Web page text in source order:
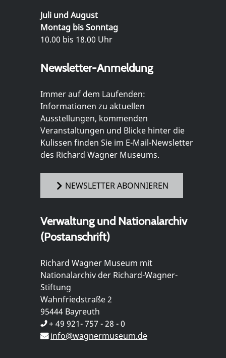
Juli und August
Montag bis Sonntag
10.00 bis 18.00 Uhr
Newsletter-Anmeldung
Immer auf dem Laufenden:
Informationen zu aktuellen
Ausstellungen, kommenden
Veranstaltungen und Blicke hinter die
Kulissen finden Sie im E-Mail-Newsletter
des Richard Wagner Museums.
NEWSLETTER ABONNIEREN
Verwaltung und Nationalarchiv
(Postanschrift)
Richard Wagner Museum mit
Nationalarchiv der Richard-Wagner-
Stiftung
Wahnfriedstraße 2
95444 Bayreuth
+ 49 921- 757 - 28 - 0
info@wagnermuseum.de